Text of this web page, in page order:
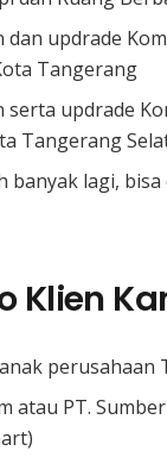
dan updrade
Tangerang
serta updrade
Tangerang
banyak lagi, bisa
Klien
perusahaan
atau PT.